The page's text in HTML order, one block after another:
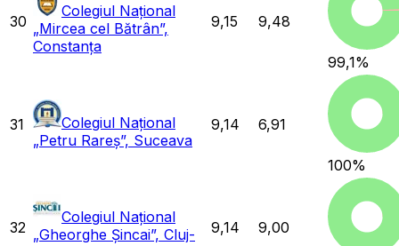
30
Colegiul Național
„Mircea cel Bătrân”,
Constanța
9,15 9,48
99,1%
31
Colegiul Național
„Petru Rareș”, Suceava
9,14 6,91
100%
32
Colegiul Național
„Gheorghe Șincai”, Cluj-
9,14 9,00